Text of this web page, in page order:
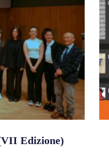
Edizione)